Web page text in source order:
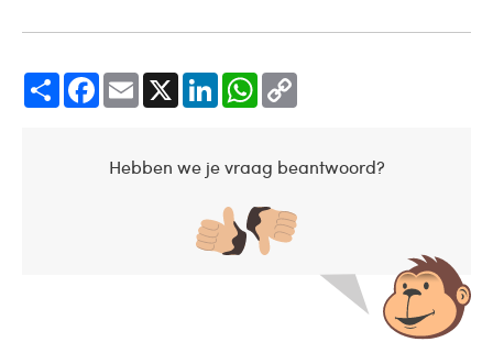
Share Facebook Email LinkedIn WhatsApp
Hebben we je vraag beantwoord?